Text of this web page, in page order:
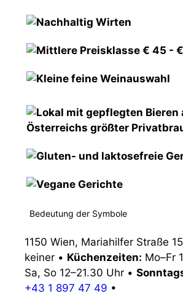
Bedeutung der Symbole
1150 Wien, Mariahilfer Straße
keiner • Küchenzeiten: Mo–Fr
Sa, So 12–21.30 Uhr •
+43 1 897 47 49 •